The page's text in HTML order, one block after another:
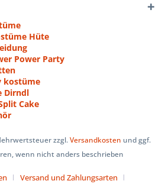
Hüte
Power Party
kostüme
Dirndl
Cake
zzgl.Versandkosten und ggf.
wenn nicht anders beschrieben
Versand und Zahlungsarten